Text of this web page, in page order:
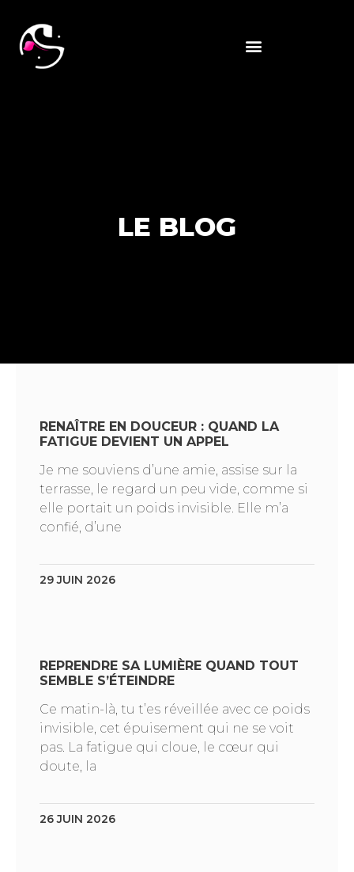
LE BLOG
RENAÎTRE EN DOUCEUR : QUAND LA
FATIGUE DEVIENT UN APPEL
Je me souviens d’une amie, assise sur la
terrasse, le regard un peu vide, comme si
elle portait un poids invisible. Elle m’a
confié, d’une
29 JUIN 2026
REPRENDRE SA LUMIÈRE QUAND TOUT
SEMBLE S’ÉTEINDRE
Ce matin-là, tu t’es réveillée avec ce poids
invisible, cet épuisement qui ne se voit
pas. La fatigue qui cloue, le cœur qui
doute, la
26 JUIN 2026